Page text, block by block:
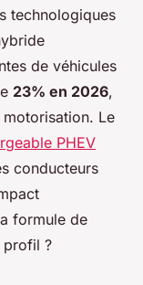
technologiques
de véhicules
23% en 2026,
Le
PHEV
conducteurs
formule de
profil ?